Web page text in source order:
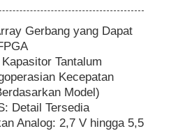
Gerbang yang Dapat
Tantalum
Kecepatan
Model)
Detail Tersedia
Analog: 2,7 V hingga 5,5